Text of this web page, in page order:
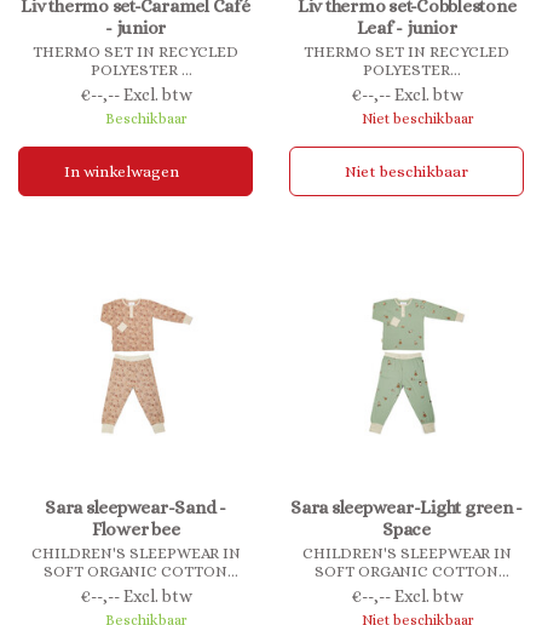
Liv thermo set-Caramel Café
- junior
THERMO SET IN RECYCLED
POLYESTER
Keep your children warm in a
practical and comfortable
nuuroo thermo set, made in
100% recycled polyester. The
thermo set is ideal underneath
rainwear.
€--,-- Excl. btw
Beschikbaar
In winkelwagen
Liv thermo set-Cobblestone
Leaf - junior
THERMO SET IN RECYCLED
POLYESTER
Keep your children warm in a
practical and comfortable
nuuroo thermo set, made in
100% recycled polyester. The
thermo set is ideal underneath
rainwear.
€--,-- Excl. btw
Niet beschikbaar
Niet beschikbaar
Sara sleepwear-Sand -
Flower bee
CHILDREN'S SLEEPWEAR IN
SOFT ORGANIC COTTON
JERSEY
Our Sara sleepwear is made in a
€--,-- Excl. btw
Beschikbaar
Sara sleepwear-Light green -
Space
CHILDREN'S SLEEPWEAR IN
SOFT ORGANIC COTTON
JERSEY
Our Sara sleepwear is made in a
€--,-- Excl. btw
Niet beschikbaar